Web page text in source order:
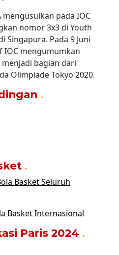
mengusulkan pada IOC
nomor 3x3 di Youth
Singapura. Pada 9 Juni
IOC mengumumkan
bagian dari
Olimpiade Tokyo 2020.
Basket Seluruh
Basket Internasional
Paris 2024